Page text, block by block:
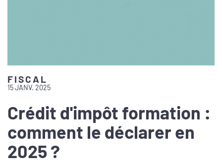
FISCAL
15 JANV. 2025
Crédit d'impôt formation :
comment le déclarer en
2025 ?